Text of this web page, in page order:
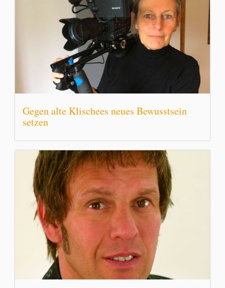
Gegen alte Klischees neues Bewusstsein
setzen